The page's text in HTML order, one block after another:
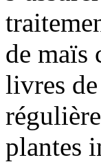
de maïs
livres
plantes